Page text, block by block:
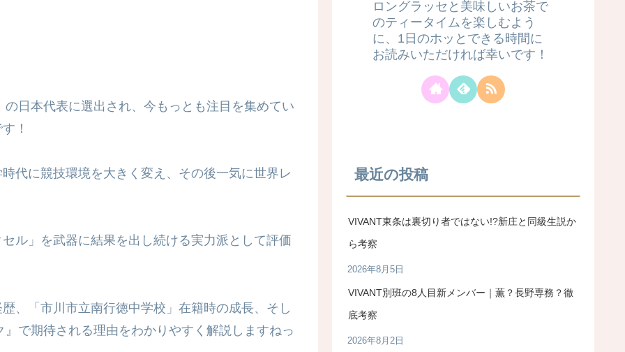
日本代表に選出され、今もっとも注目を集めてい
！
代に競技環境を大きく変え、その後一気に世界レ
ル」を武器に結果を出し続ける実力派として評価
、「市川市立南行徳中学校」在籍時の成長、そし
で期待される理由をわかりやすく解説しますねっ
ロングラッセと美味しいお茶で
のティータイムを楽しむよう
に、1日のホッとできる時間に
お読みいただければ幸いです！
最近の投稿
VIVANT東条は裏切り者ではない!?新庄と同級生説か
ら考察
2026年8月5日
VIVANT別班の8人目新メンバー｜薫？長野専務？徹
底考察
2026年8月2日